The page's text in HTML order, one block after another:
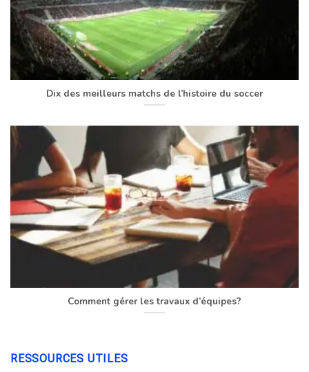
Dix des meilleurs matchs de l’histoire du soccer
Comment gérer les travaux d’équipes?
RESSOURCES UTILES